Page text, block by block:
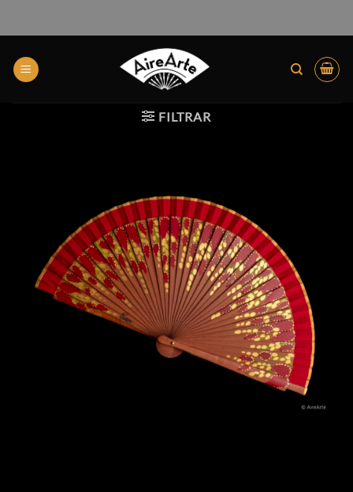
FILTRAR